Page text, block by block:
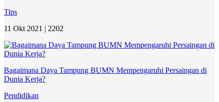
Tips
11 Okt 2021 | 2202
Bagaimana Daya Tampung BUMN Mempengaruhi Persaingan di
Dunia Kerja?
Pendidikan